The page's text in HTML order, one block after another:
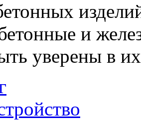
и
уверены в их